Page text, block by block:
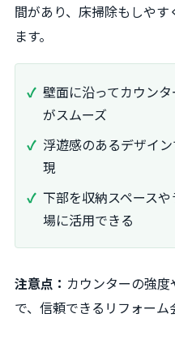
間があり、床掃除もしや
ます。
壁面に沿ってカウン
がスムーズ
浮遊感のあるデザイ
現
下部を収納スペース
場に活用できる
注意点： カウンターの強
で、信頼できるリフォーム